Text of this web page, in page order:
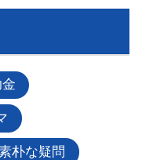
朴な疑問